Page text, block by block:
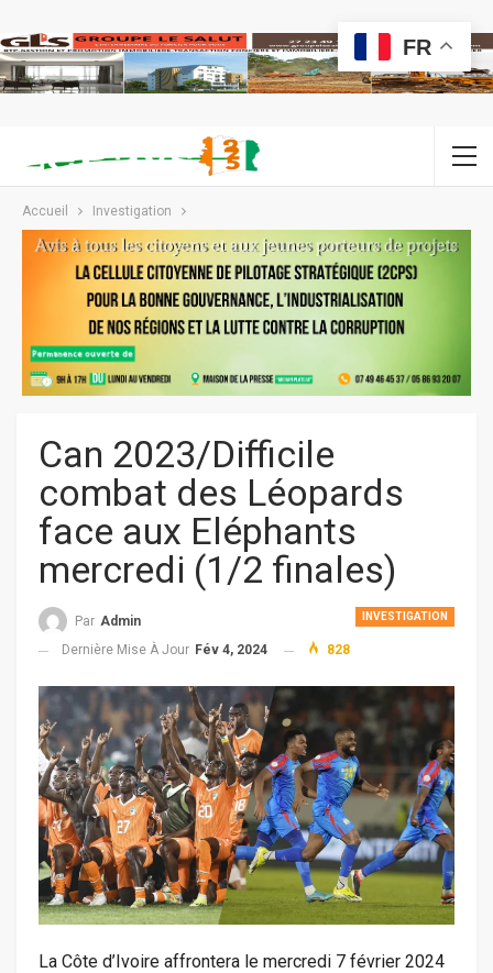
Accueil Investigation
Can 2023/Difficile
combat des Léopards
face aux Eléphants
mercredi (1/2 finales)
INVESTIGATION
Par Admin
Dernière Mise À Jour Fév 4, 2024 828
La Côte d’Ivoire affrontera le mercredi 7 février 2024
FR